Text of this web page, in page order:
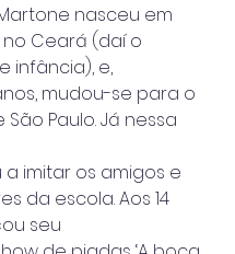
nasceu em
no Ceará (daí o
infância), e,
mudou-se para o
Paulo. Já nessa
imitar os amigos e
da escola. Aos 14
seu